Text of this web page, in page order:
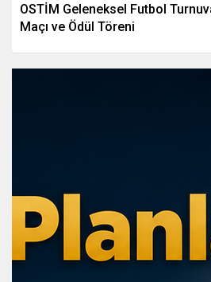
OSTİM Geleneksel Futbol
Maçı ve Ödül Töreni